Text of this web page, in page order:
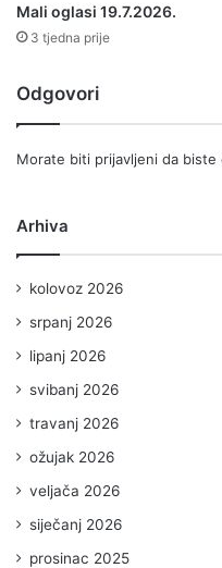
Mali oglasi 19.7.2026.
3 tjedna prije
Odgovori
Morate biti prijavljeni da biste
Arhiva
kolovoz 2026
srpanj 2026
lipanj 2026
svibanj 2026
travanj 2026
ožujak 2026
veljača 2026
siječanj 2026
prosinac 2025